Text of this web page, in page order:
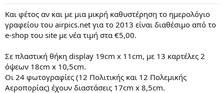
Και φέτος αν και με μια μικρή καθυστέρηση το ημερολόγιο
γραφείου του airpics.net για το 2013 είναι διαθέσιμο από το
e-shop του site με νέα τιμή στα €5,00.
Σε πλαστική θήκη display 19cm x 11cm, με 13 καρτέλες 2
όψεων 18cm x 10,5cm.
Οι 24 φωτογραφίες (12 Πολιτικής και 12 Πολεμικής
Αεροπορίας) έχουν διαστάσεις 17cm x 8,5cm.